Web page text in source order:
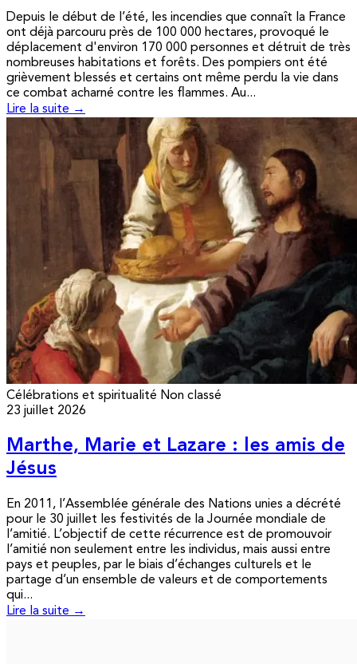
Depuis le début de l’été, les incendies que connaît la France
ont déjà parcouru près de 100 000 hectares, provoqué le
déplacement d'environ 170 000 personnes et détruit de très
nombreuses habitations et forêts. Des pompiers ont été
grièvement blessés et certains ont même perdu la vie dans
ce combat acharné contre les flammes. Au...
Lire la suite →
Célébrations et spiritualité Non classé
23 juillet 2026
Marthe, Marie et Lazare : les amis de
Jésus
En 2011, l’Assemblée générale des Nations unies a décrété
pour le 30 juillet les festivités de la Journée mondiale de
l’amitié. L’objectif de cette récurrence est de promouvoir
l’amitié non seulement entre les individus, mais aussi entre
pays et peuples, par le biais d’échanges culturels et le
partage d’un ensemble de valeurs et de comportements
qui...
Lire la suite →